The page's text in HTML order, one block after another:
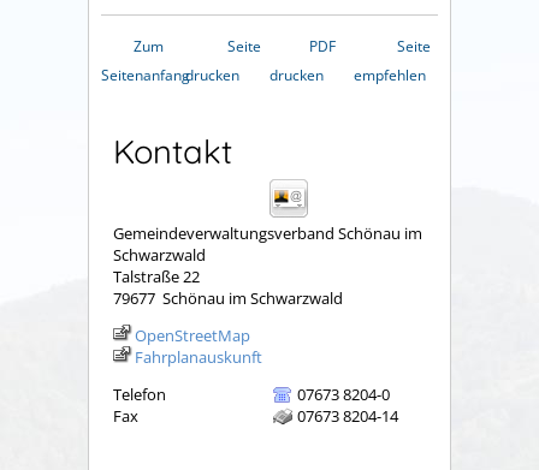
Zum
Seitenanfang
Seite
drucken
PDF
drucken
Seite
empfehlen
Kontakt
Gemeindeverwaltungsverband Schönau im
Schwarzwald
Talstraße 22
79677 Schönau im Schwarzwald
OpenStreetMap
Fahrplanauskunft
Telefon
07673 8204-0
Fax
07673 8204-14